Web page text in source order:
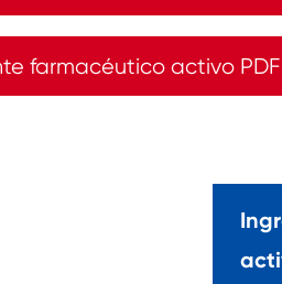
farmacéutico activo PDF